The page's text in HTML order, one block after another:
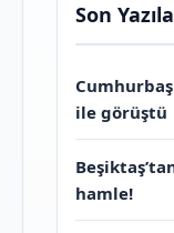
Son
ile görüştü
hamle!